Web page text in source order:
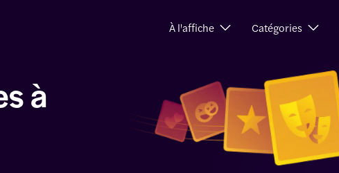
À l'affiche Catégories
à